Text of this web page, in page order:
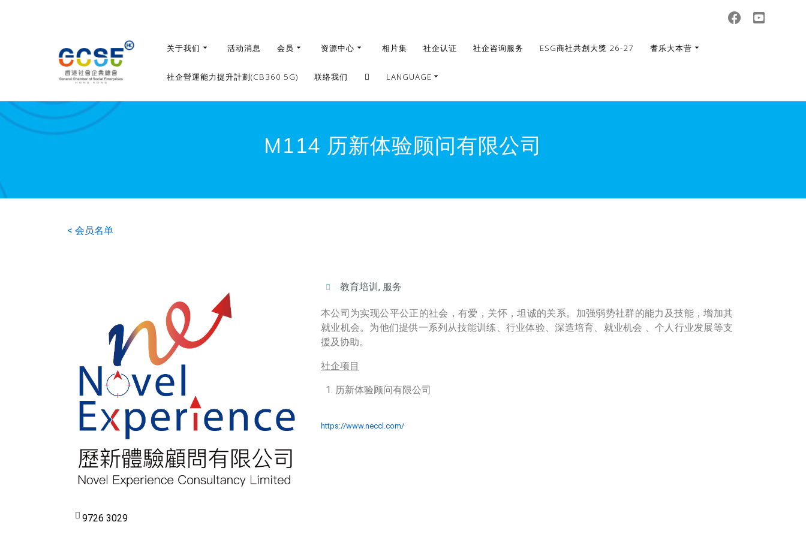
关于我们 活动消息 会员 资源中心 相片集 社企认证 社企咨询服务 ESG商社共創大獎 26-27 耆乐大本营
社企營運能力提升計劃(CB360 5G) 联络我们 LANGUAGE
繁體
English
M114 历新体验顾问有限公司
< 会员名单
9726 3029
教育培训 , 服务
本公司为实现公平公正的社会，有爱，关怀，坦诚的关系。加强弱势社群的能力及技能，增加其
就业机会。为他们提供一系列从技能训练、行业体验、深造培育、就业机会 、个人行业发展等支
援及协助。
社企项目
历新体验顾问有限公司
https://www.neccl.com/